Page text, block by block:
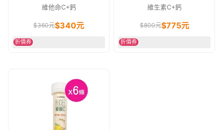
檸檬味 愛喜c
維他命C+鈣
$360元$340元
折價券
檸檬 口嚼錠 20錠
維生素C+鈣
$800元$775元
折價券